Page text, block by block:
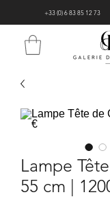
+33 (0) 6 83 85 12 73
Lampe
55 cm |